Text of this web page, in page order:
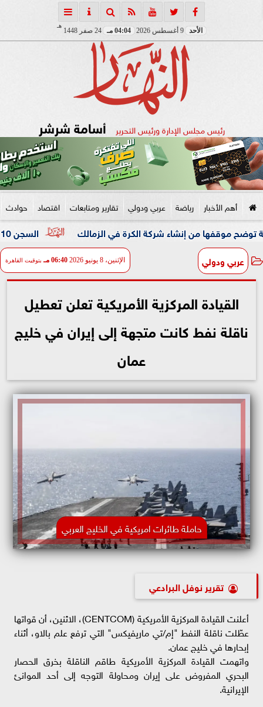
الأحد 04:04 مـ 24 صفر 1448
هـ
رئيس مجلس الإدارة ورئيس التحرير أسامة شرشر
أهم الأخبار رياضة عربي ودولي تقارير ومتابعات اقتصاد حوادث
السجن 10 سنوات للمتهم في القضية المعروفة بمستريح البيض من إنشاء شركة الكرة في الزمالك
عربي ودولي الإثنين، 8 يونيو 2026 06:40 مـ بتوقيت القاهرة
القيادة المركزية الأمريكية تعلن تعطيل
ناقلة نفط كانت متجهة إلى إيران في خليج
عمان
حاملة طائرات امريكية في الخليج العربي
تقرير نوفل البرادعي
أعلنت القيادة المركزية الأمريكية (CENTCOM)، الاثنين، أن قواتها
عطّلت ناقلة النفط "إم/تي ماريفيكس" التي ترفع علم بالاو، أثناء
إبحارها في خليج عمان.
واتهمت القيادة المركزية الأمريكية طاقم الناقلة بخرق الحصار
البحري المفروض على إيران ومحاولة التوجه إلى أحد الموانئ
الإيرانية.